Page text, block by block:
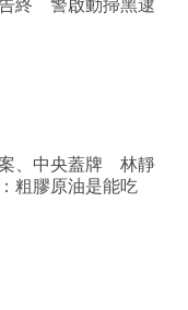
、中央蓋牌 林靜
粗膠原油是能吃